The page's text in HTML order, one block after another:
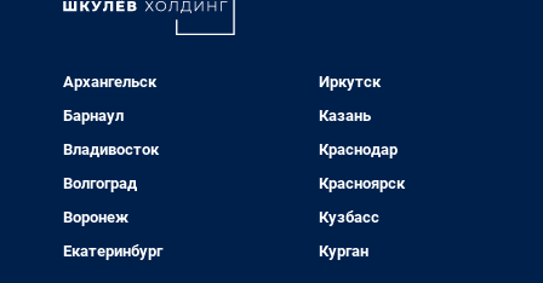
Архангельск
Барнаул
Владивосток
Волгоград
Воронеж
Екатеринбург
Иркутск
Казань
Краснодар
Красноярск
Кузбасс
Курган